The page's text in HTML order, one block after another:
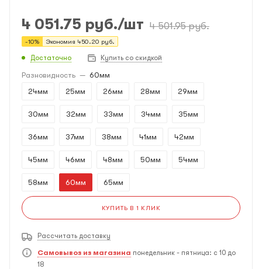
4 051.75 руб./шт 4 501.95руб.
-10% Экономия 450.20 руб.
Достаточно Купить со скидкой
Разновидность — 60мм
24мм
25мм 26мм 28мм 29мм
30мм 32мм 33мм 34мм 35мм
36мм 37мм 38мм 41мм 42мм
45мм 46мм 48мм 50мм 54мм
58мм 60мм 65мм
КУПИТЬ В 1 КЛИК
Рассчитать доставку
Самовывоз из магазина понедельник - пятница: с 10 до
18